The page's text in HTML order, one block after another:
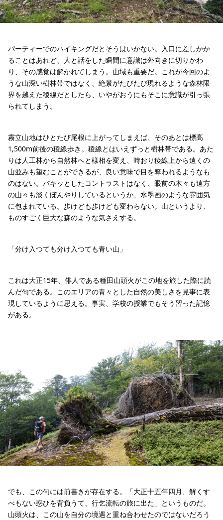
パーティーでのハイキングだとそうはいかない。入口に差しかか
ることはあれど、人と話をした瞬間に意識は外向きに切りかわ
り、その感覚は解かれてしまう。山域も重要だ。これが今回のよ
うな山深い樹林帯ではなく、絶景がたびたび現れるような森林限
界を越えた稜線だとしたら、いやがおうにもそこに意識が引っ張
られてしまう。
霧立山地はひとたび尾根に上がってしまえば、そのあとは標高
1,500m前後の稜線歩き。稜線とはいえずっと樹林帯である。あた
りは人工林から自然林へと様相を変え、時おり稜線上から遠くの
山並みも望むことができるが、良い意味で目を奪われるようなも
のはない。バキッとしたコントラストはなく、眼前の木々も遠方
の山々も淡くぼんやりしているというか、水墨画のような雰囲気
に包まれている。歩けども歩けども変わらない。山というより、
ものすごく巨大な森のような気さえする。
「分け入つても分け入つても青い山」
これは大正15年、俳人である種田山頭火がこの地を旅した際に読
んだ句である。このエリアの青々とした自然の美しさを見事に表
現しているように思える。事実、学校の授業でもそう習った記憶
がある。
でも、この句には前書きが存在する。「大正十五年四月、解くす
べもない惑ひを背負うて、行乞流転の旅に出た」というものだ。
山頭火は、この山を自分の境遇と重ね合わせたのではないだろう